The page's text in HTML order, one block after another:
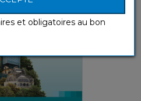
et obligatoires au bon